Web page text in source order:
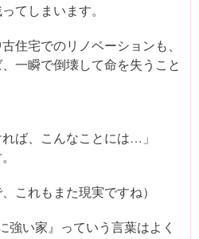
てしまいます。
住宅でのリノベーションも、
一瞬で倒壊して命を失うこと
ば、こんなことには…」
これもまた現実ですね）
強い家』っていう言葉はよく